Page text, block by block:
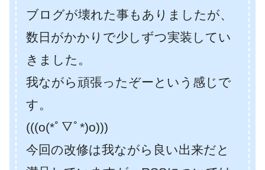
ブログが壊れた事もありましたが、
数日がかかりで少しずつ実装してい
きました。
我ながら頑張ったぞーという感じで
す。
(((o(*ﾟ▽ﾟ*)o)))
今回の改修は我ながら良い出来だと